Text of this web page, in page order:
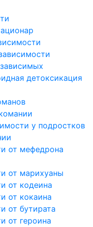
детоксикация
у подростков
от мефедрона
от марихуаны
от кодеина
от кокаина
от бутирата
от героина